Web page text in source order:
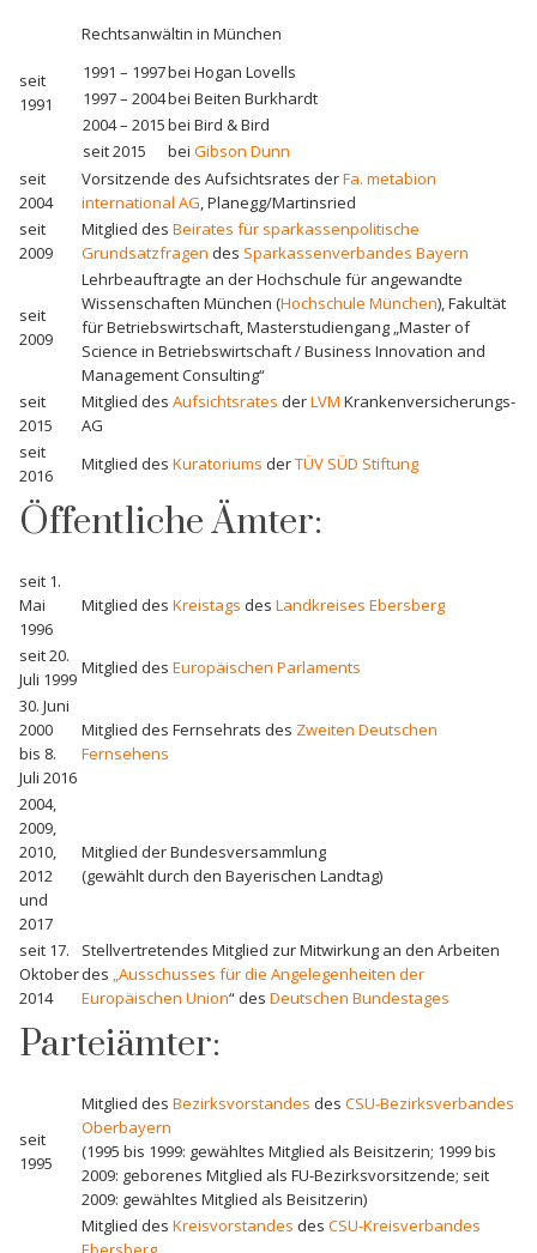
seit
1991
Rechtsanwältin in München
1991 – 1997bei Hogan Lovells
1997 – 2004bei Beiten Burkhardt
2004 – 2015bei Bird & Bird
seit 2015
bei Gibson Dunn
seit
2004
Vorsitzende des Aufsichtsrates derFa. metabion
international AG, Planegg/Martinsried
seit
2009
Mitglied des Beirates für sparkassenpolitische
Grundsatzfragen des Sparkassenverbandes Bayern
seit
2009
Lehrbeauftragte an der Hochschule für angewandte
Wissenschaften München (Hochschule München), Fakultät
für Betriebswirtschaft, Masterstudiengang „Master of
Science in Betriebswirtschaft / Business Innovation and
Management Consulting“
seit
2015
Mitglied des Aufsichtsrates derLVM Krankenversicherungs-
AG
seit
2016
Mitglied des Kuratoriums derTÜV SÜD Stiftung
Öffentliche Ämter:
seit 1.
Mai
1996
Mitglied des Kreistags des Landkreises Ebersberg
seit 20.
Juli 1999
Mitglied des Europäischen Parlaments
30. Juni
2000
bis 8.
Juli 2016
Mitglied des Fernsehrats des Zweiten Deutschen
Fernsehens
2004,
2009,
2010,
2012
und
2017
Mitglied der Bundesversammlung
(gewählt durch den Bayerischen Landtag)
seit 17.
Oktober
2014
Stellvertretendes Mitglied zur Mitwirkung an den Arbeiten
des „Ausschusses für die Angelegenheiten der
Europäischen Union“ des Deutschen Bundestages
Parteiämter:
seit
1995
Mitglied des Bezirksvorstandes des CSU-Bezirksverbandes
Oberbayern
(1995 bis 1999: gewähltes Mitglied als Beisitzerin; 1999 bis
2009: geborenes Mitglied als FU-Bezirksvorsitzende; seit
2009: gewähltes Mitglied als Beisitzerin)
Mitglied des Kreisvorstandes des CSU-Kreisverbandes